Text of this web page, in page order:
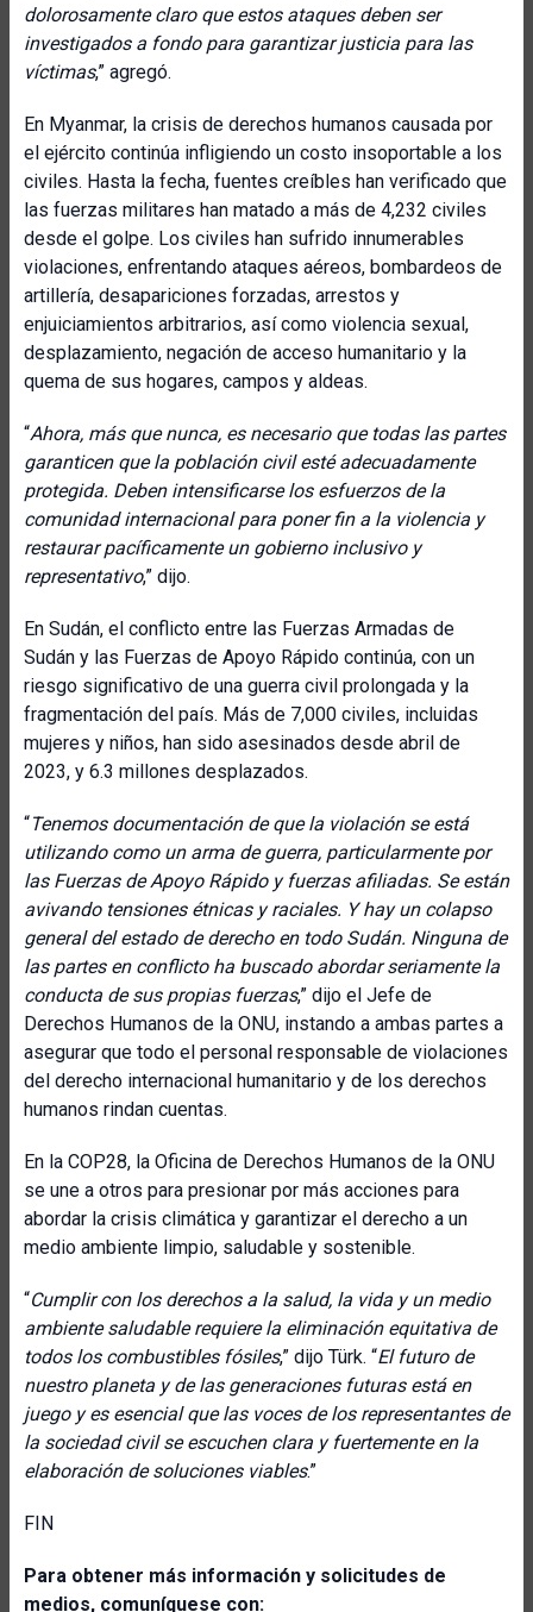
dolorosamente claro que estos ataques deben ser
investigados a fondo para garantizar justicia para las
víctimas,” agregó.
En Myanmar, la crisis de derechos humanos causada por
el ejército continúa infligiendo un costo insoportable a los
civiles. Hasta la fecha, fuentes creíbles han verificado que
las fuerzas militares han matado a más de 4,232 civiles
desde el golpe. Los civiles han sufrido innumerables
violaciones, enfrentando ataques aéreos, bombardeos de
artillería, desapariciones forzadas, arrestos y
enjuiciamientos arbitrarios, así como violencia sexual,
desplazamiento, negación de acceso humanitario y la
quema de sus hogares, campos y aldeas.
“Ahora, más que nunca, es necesario que todas las partes
garanticen que la población civil esté adecuadamente
protegida. Deben intensificarse los esfuerzos de la
comunidad internacional para poner fin a la violencia y
restaurar pacíficamente un gobierno inclusivo y
representativo,” dijo.
En Sudán, el conflicto entre las Fuerzas Armadas de
Sudán y las Fuerzas de Apoyo Rápido continúa, con un
riesgo significativo de una guerra civil prolongada y la
fragmentación del país. Más de 7,000 civiles, incluidas
mujeres y niños, han sido asesinados desde abril de
2023, y 6.3 millones desplazados.
“Tenemos documentación de que la violación se está
utilizando como un arma de guerra, particularmente por
las Fuerzas de Apoyo Rápido y fuerzas afiliadas. Se están
avivando tensiones étnicas y raciales. Y hay un colapso
general del estado de derecho en todo Sudán. Ninguna de
las partes en conflicto ha buscado abordar seriamente la
conducta de sus propias fuerzas,” dijo el Jefe de
Derechos Humanos de la ONU, instando a ambas partes a
asegurar que todo el personal responsable de violaciones
del derecho internacional humanitario y de los derechos
humanos rindan cuentas.
En la COP28, la Oficina de Derechos Humanos de la ONU
se une a otros para presionar por más acciones para
abordar la crisis climática y garantizar el derecho a un
medio ambiente limpio, saludable y sostenible.
“Cumplir con los derechos a la salud, la vida y un medio
ambiente saludable requiere la eliminación equitativa de
todos los combustibles fósiles,” dijo Türk. “El futuro de
nuestro planeta y de las generaciones futuras está en
juego y es esencial que las voces de los representantes de
la sociedad civil se escuchen clara y fuertemente en la
elaboración de soluciones viables.”
FIN
Para obtener más información y solicitudes de
medios, comuníquese con: